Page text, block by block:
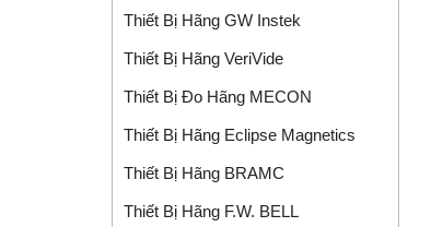
Thiết Bị Hãng GW Instek
Thiết Bị Hãng VeriVide
Thiết Bị Đo Hãng MECON
Thiết Bị Hãng Eclipse Magnetics
Thiết Bị Hãng BRAMC
Thiết Bị Hãng F.W. BELL